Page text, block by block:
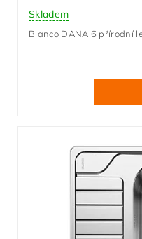
Skladem
Blanco DANA 6 přírodní